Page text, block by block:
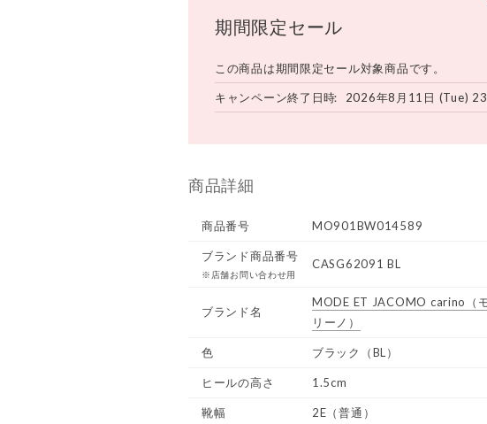
期間限定セール
この商品は期間限定セール対象商品です。
キャンペーン終了日時 2026年8月11日 (Tue)
商品詳細
商品番号 MO901BW014589
ブランド商品番号
※店舗お問い合わせ用
CASG62091 BL
ブランド名
MODE ET JACOMO carino
（
リーノ）
色 ブラック（BL）
ヒールの高さ 1.5cm
靴幅 2E（普通）